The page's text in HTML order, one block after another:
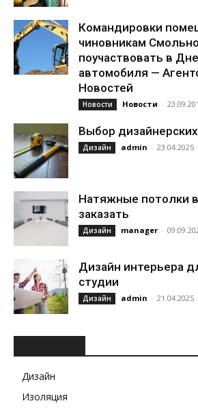
Командировки
чиновникам
поучаствовать в
автомобиля —
Новостей
Новости Новости -
Выбор
Дизайн admin - 23.04.2025
Натяжные потолки
заказать
Дизайн manager -
Дизайн интерьера
студии
Дизайн admin - 21.04.2025
Дизайн
Изоляция